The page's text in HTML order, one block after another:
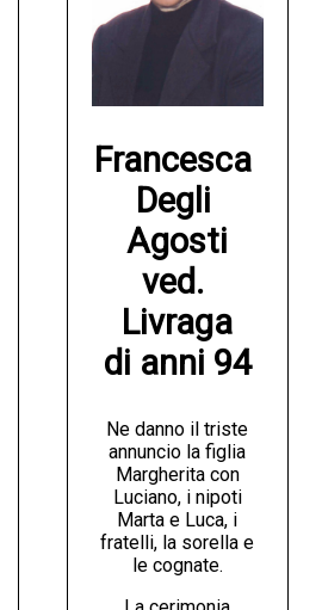
Francesca
Degli
Agosti
ved.
Livraga
di anni 94
Ne danno il triste
annuncio la figlia
Margherita con
Luciano, i nipoti
Marta e Luca, i
fratelli, la sorella e
le cognate.